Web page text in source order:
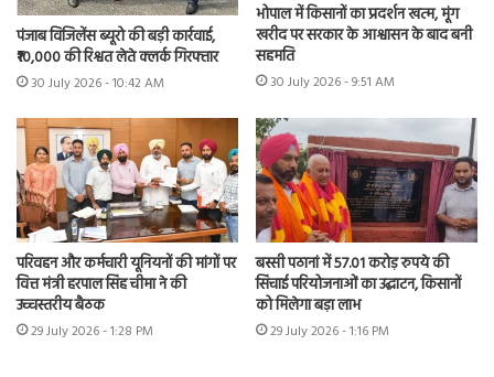
पंजाब विजिलेंस ब्यूरो की बड़ी कार्रवाई,
₹10,000 की रिश्वत लेते क्लर्क गिरफ्तार
30 July 2026 - 10:42 AM
भोपाल में किसानों का प्रदर्शन खत्म, मूंग
खरीद पर सरकार के आश्वासन के बाद बनी
सहमति
30 July 2026 - 9:51 AM
परिवहन और कर्मचारी यूनियनों की मांगों पर
वित्त मंत्री हरपाल सिंह चीमा ने की
उच्चस्तरीय बैठक
29 July 2026 - 1:28 PM
बस्सी पठानां में 57.01 करोड़ रुपये की
सिंचाई परियोजनाओं का उद्घाटन, किसानों
को मिलेगा बड़ा लाभ
29 July 2026 - 1:16 PM